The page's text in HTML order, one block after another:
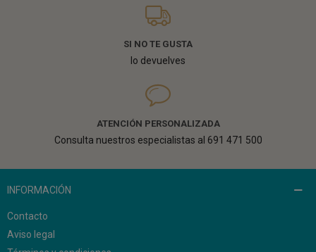
SI NO TE GUSTA
lo devuelves
ATENCIÓN PERSONALIZADA
Consulta nuestros especialistas al 691 471 500
INFORMACIÓN
Contacto
Aviso legal